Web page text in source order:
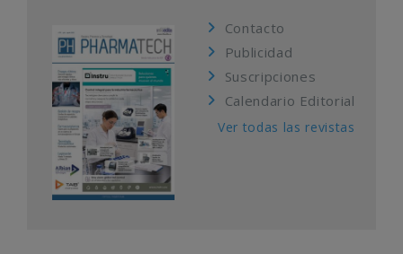
Contacto
Publicidad
Suscripciones
Calendario Editorial
Ver todas las revistas